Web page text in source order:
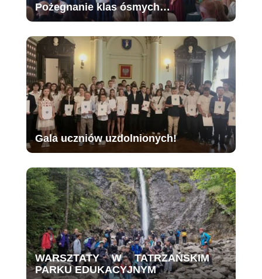
Pożegnanie klas ósmych…
Gala uczniów uzdolnionych!
WARSZTATY W TATRZAŃSKIM
PARKU EDUKACYJNYM